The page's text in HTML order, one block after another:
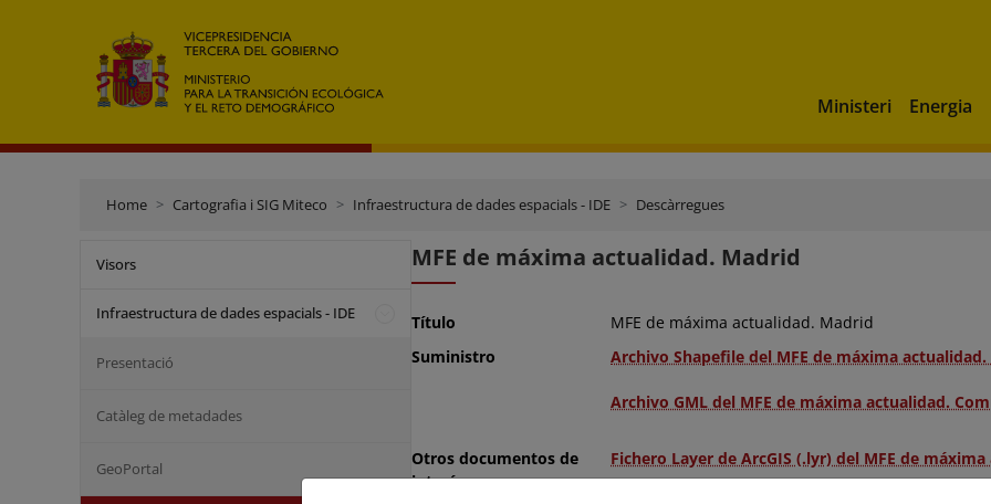
Ministeri Energia
Home Cartografia i SIG Miteco Infraestructura de dades espacials - IDE Descàrregues
Visors
Infraestructura de dades espacials - IDE
Presentació
Catàleg de metadades
GeoPortal
MFE de máxima actualidad. Madrid
Título
MFE de máxima actualidad. Madrid
Suministro
Archivo Shapefile del MFE de máxima
Archivo GML del MFE de máxima actualidad.
Otros documentos de
interés
Fichero Layer de ArcGIS (.lyr) del MFE de